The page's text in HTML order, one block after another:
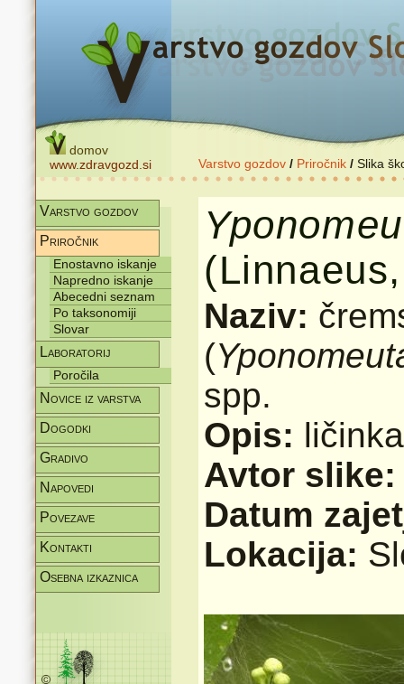
domov
www.zdravgozd.si
Varstvo gozdov / Priročnik / Slika
Varstvo gozdov
Priročnik
Enostavno iskanje
Napredno iskanje
Abecedni seznam
Po taksonomiji
Slovar
Laboratorij
Poročila
Novice iz varstva
Dogodki
Gradivo
Napovedi
Povezave
Kontakti
Osebna izkaznica
Naziv:
(
spp.
Opis:
Avtor
Datum
Lokacija: